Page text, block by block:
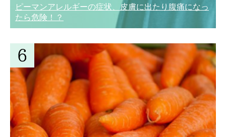
ピーマンアレルギーの症状、皮膚に出たり腹痛になっ
たら危険！？